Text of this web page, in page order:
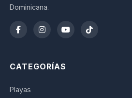
Dominicana.
CATEGORÍAS
Playas